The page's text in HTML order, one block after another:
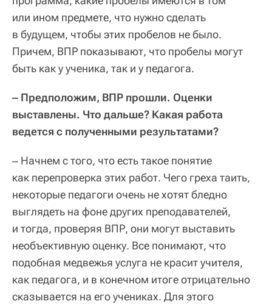
или ином предмете, что нужно сделать
в будущем, чтобы этих пробелов не было.
Причем, ВПР показывают, что пробелы могут
быть как у ученика, так и у педагога.
‒ Предположим, ВПР прошли. Оценки
выставлены. Что дальше? Какая работа
ведется с полученными результатами?
‒ Начнем с того, что есть такое понятие
как перепроверка этих работ. Чего греха таить,
некоторые педагоги очень не хотят бледно
выглядеть на фоне других преподавателей,
и тогда, проверяя ВПР, они могут выставить
необъективную оценку. Все понимают, что
подобная медвежья услуга не красит учителя,
как педагога, и в конечном итоге отрицательно
сказывается на его учениках. Для этого